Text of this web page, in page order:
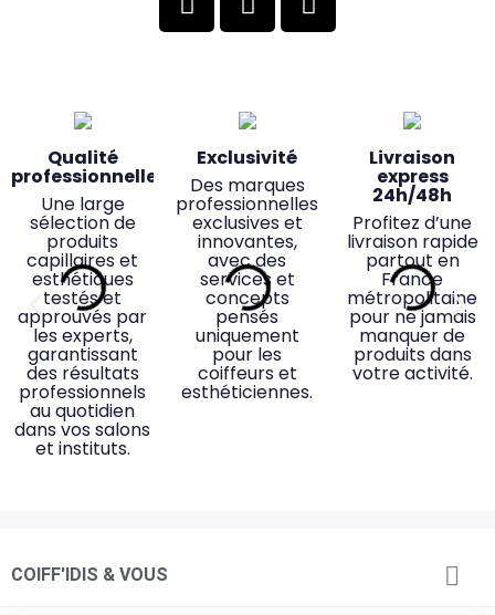
Qualité
professionnelle
Une large
sélection de
produits
capillaires et
esthétiques
testés et
approuvés par
les experts,
garantissant
des résultats
professionnels
au quotidien
dans vos salons
et instituts.
Exclusivité
Des marques
professionnelles
exclusives et
innovantes,
avec des
services et
concepts
pensés
uniquement
pour les
coiffeurs et
esthéticiennes.
Livraison
express
24h/48h
Profitez d’une
livraison rapide
partout en
France
métropolitaine
pour ne jamais
manquer de
produits dans
votre activité.
Des magasins
pensés pour magasin
Accessibilité &
proximité
COIFF'IDIS & VOUS 